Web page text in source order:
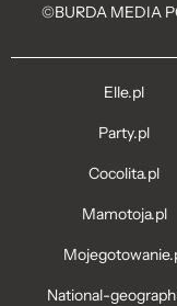
©BURDA MEDIA
Elle.pl
Party.pl
Cocolita.pl
Mamotoja.pl
National-